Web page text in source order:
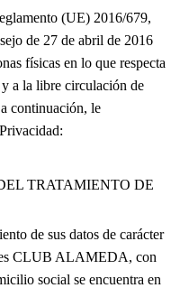
(UE) 2016/679,
de 27 de abril de 2016
físicas en lo que respecta
a la libre circulación de
continuación, le
TRATAMIENTO DE
de sus datos de carácter
es CLUB ALAMEDA, con
social se encuentra en